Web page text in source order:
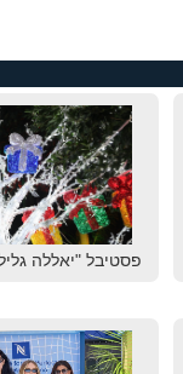
פסטיבל "יאללה